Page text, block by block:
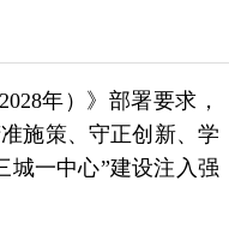
年）》部署要求，
施策、守正创新、学
城一中心”建设注入强